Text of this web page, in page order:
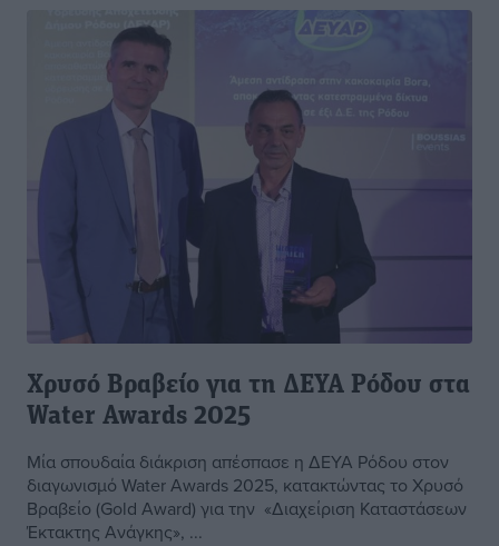
Χρυσό Βραβείο για τη ΔΕΥΑ Ρόδου στα
Water Awards 2025
Μία σπουδαία διάκριση απέσπασε η ΔΕΥΑ Ρόδου στον
διαγωνισμό Water Awards 2025, κατακτώντας το Χρυσό
Βραβείο (Gold Award) για την «Διαχείριση Καταστάσεων
Έκτακτης Ανάγκης», ...